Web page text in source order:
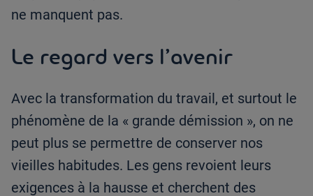
ne manquent pas.
Le regard vers l’avenir
Avec la transformation du travail, et surtout le
phénomène de la « grande démission », on ne
peut plus se permettre de conserver nos
vieilles habitudes. Les gens revoient leurs
exigences à la hausse et cherchent des